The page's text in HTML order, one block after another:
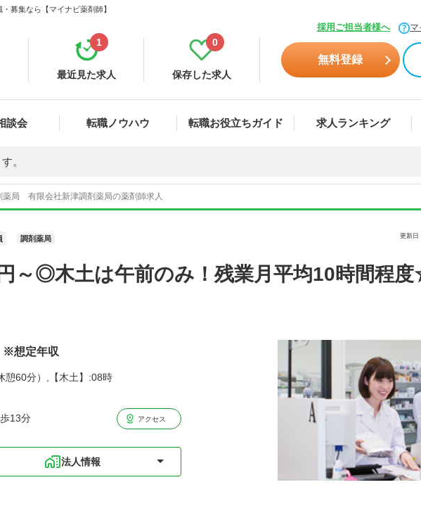
募集なら【マイナビ薬剤師】
採用ご担当者様へ マ
最近見た求人
1
保存した求人
0
無料登録
談会 転職ノウハウ 転職お役立ちガイド 求人ランキング
。
薬局 有限会社新津調剤薬局の薬剤師求人
調剤薬局 更新
～◎木土は午前のみ！残業月平均10時間程
※想定年収
憩60分）,【木土】:08時
13分 アクセス
法人情報